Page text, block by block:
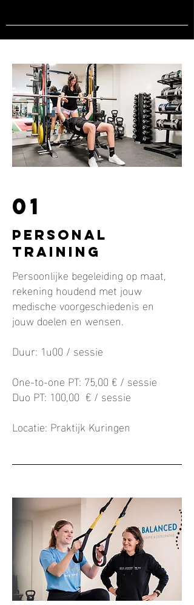
01
personal
traininG
Persoonlijke begeleiding op maat,
rekening houdend met jouw
medische voorgeschiedenis en
jouw doelen en wensen.
Duur: 1u00 / sessie
One-to-one PT: 75,00 € / sessie
Duo PT: 100,00 € / sessie
Locatie: Praktijk Kuringen